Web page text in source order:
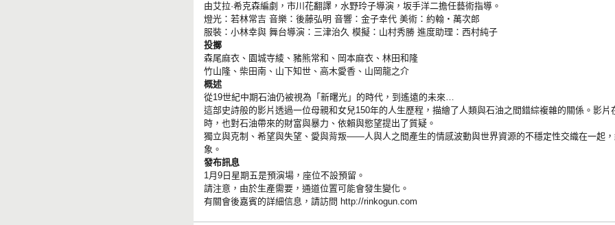
由艾拉·希克森編劇，市川花翻譯，水野玲子導演，坂手洋二擔任藝術指導。
燈光：若林常吉 音樂：後藤弘明 音響：金子幸代 美術：約翰‧萬次郎
服裝：小林幸與 舞台導演：三津治久 模擬：山村秀勝 進度助理：西村純子
投擲
森尾麻衣、園城寺綾、豬熊常和、岡本麻衣、林田和隆
竹山隆、柴田南、山下知世、高木愛香、山岡龍之介
概述
從19世紀中期石油仍被視為「新曙光」的時代，到遙遠的未來…
這部史詩般的影片透過一位母親和女兒150年的人生歷程，描繪了人類與石油之間錯綜複雜的關係。影片
時，也對石油帶來的財富與暴力、依賴與慾望提出了質疑。
獨立與克制、希望與失望、愛與背叛——人與人之間產生的情感波動與世界資源的不穩定性交織在一起
象。
發布訊息
1月9日星期五是預演場，座位不設預留。
請注意，由於生產需要，通道位置可能會發生變化。
有關會後嘉賓的詳細信息，請訪問 http://rinkogun.com